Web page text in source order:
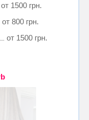
от 1500 грн.
от 800 грн.
от 1500 грн.